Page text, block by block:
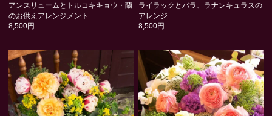
アンスリュームとトルコキキョウ・蘭
のお供えアレンジメント
8,500円
ライラックとバラ、ラナンキュラスの
アレンジ
8,500円